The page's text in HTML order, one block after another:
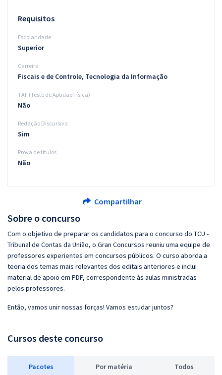
Sobre o concurso
Com o objetivo de preparar os candidatos para o concurso do TCU -
Tribunal de Contas da União, o Gran Concursos reuniu uma equipe de
professores experientes em concursos públicos. O curso aborda a
teoria dos temas mais relevantes dos editais anteriores e inclui
material de apoio em PDF, correspondente às aulas ministradas
pelos professores.
Então, vamos unir nossas forças! Vamos estudar juntos?
Cursos deste concurso
Pacotes Por matéria Todos
Requisitos
Escolaridade
Superior
Carreira
Fiscais e de Controle, Tecnologia da Informação
TAF (Teste de Aptidão Física)
Não
Redação Discursiva
Sim
Prova de títulos
Não
Compartilhar